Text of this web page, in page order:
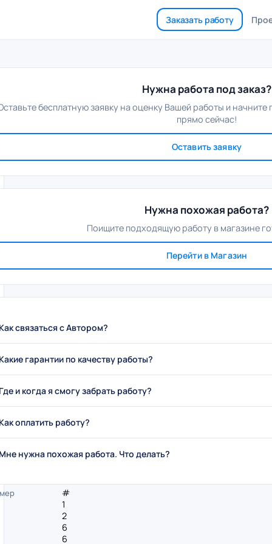
Заказать работу
#
1
2
6
6
Нужна работа под заказ?
бесплатную заявку на оценку Вашей работы и
прямо сейчас!
Оставить заявку
Нужна похожая работа?
Поищите подходящую работу в магазине
Перейти в Магазин
Как связаться с Автором?
Какие гарантии по качеству работы?
Где и когда я смогу забрать работу?
Как оплатить работу?
Мне нужна похожая работа. Что делать?